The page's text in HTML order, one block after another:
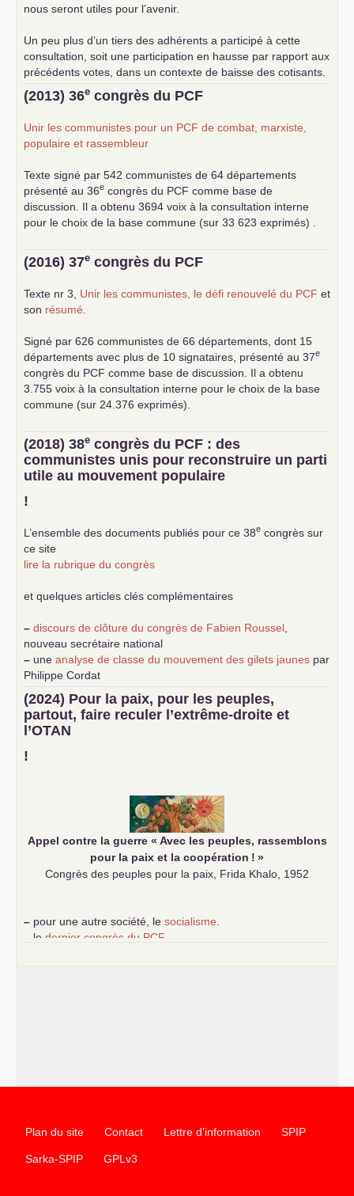
nous seront utiles pour l’avenir.
Un peu plus d’un tiers des adhérents a participé à cette
consultation, soit une participation en hausse par rapport aux
précédents votes, dans un contexte de baisse des cotisants.
... lire la suite
(2013) 36e congrès du PCF
Unir les communistes pour un PCF de combat, marxiste,
populaire et rassembleur
Texte signé par 542 communistes de 64 départements
présenté au 36e congrès du PCF comme base de
discussion. Il a obtenu 3694 voix à la consultation interne
pour le choix de la base commune (sur 33 623 exprimés) .
(2016) 37e congrès du PCF
Texte nr 3, Unir les communistes, le défi renouvelé du PCF et
son résumé
Signé par 626 communistes de 66 départements, dont 15
départements avec plus de 10 signataires, présenté au 37e
congrès du PCF comme base de discussion. Il a obtenu
3.755 voix à la consultation interne pour le choix de la base
commune (sur 24.376 exprimés).
(2018) 38e congrès du PCF : des
communistes unis pour reconstruire un parti
utile au mouvement populaire
!
L’ensemble des documents publiés pour ce 38e congrès sur
ce site
lire la rubrique du congrès
et quelques articles clés complémentaires
– discours de clôture du congrès de Fabien Roussel
nouveau secrétaire national
– une analyse de classe du mouvement des gilets jaunes par
Philippe Cordat
–
un texte de Jean-Claude Delaunay
le marxisme est la
science sociale de notre temps
–un appel proposé aux partis communistes et ouvrier
d’Europe
–
(2024) Pour la paix, pour les peuples,
partout, faire reculer l’extrême-droite et
l’OTAN
!
Appel contre la guerre « Avec les peuples, rassemblons
pour la paix et la coopération ! »
Congrès des peuples pour la paix, Frida Khalo, 1952
– pour une autre société, le socialisme
le dernier congrès du PCF
Plan du site Contact Lettre d'information SPIP
Sarka-SPIP GPLv3